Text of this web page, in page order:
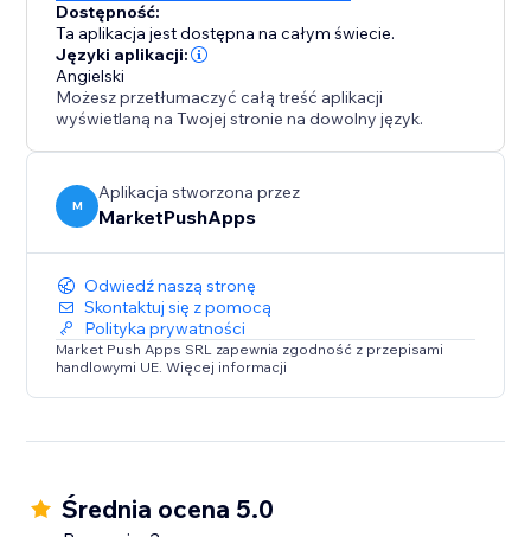
Dostępność:
Ta aplikacja jest dostępna na całym świecie.
Języki aplikacji:
Angielski
Możesz przetłumaczyć całą treść aplikacji
wyświetlaną na Twojej stronie na dowolny język.
M
Aplikacja stworzona przez
MarketPushApps
Odwiedź naszą stronę
Skontaktuj się z pomocą
Polityka prywatności
Market Push Apps SRL zapewnia zgodność z przepisami
handlowymi UE. Więcej informacji
Średnia ocena 5.0